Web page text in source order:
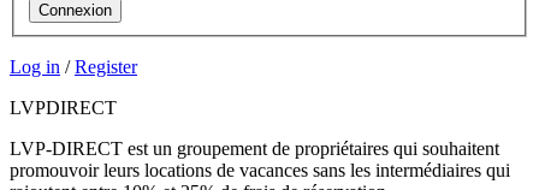
Connexion
Log in /Register
LVPDIRECT
LVP-DIRECT est un groupement de propriétaires qui souhaitent
promouvoir leurs locations de vacances sans les intermédiaires qui